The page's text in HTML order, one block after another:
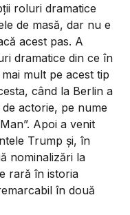
roluri dramatice
de masă, dar nu e
acest pas. A
dramatice din ce în
mult pe acest tip
când la Berlin a
actorie, pe nume
”. Apoi a venit
Trump și, în
nominalizări la
rară în istoria
în două